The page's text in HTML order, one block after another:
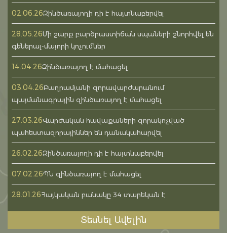
02.06.26Զինծառայողի դի է հայտնաբերվել
28.05.26Մի շարք բարձրաստիճան սպաների շնորհվել են
գեներալ-մայորի կոչումներ
14.04.26Զինծառայող է մահացել
03.04.26Բաղրամյանի զորավարժարանում
պայմանագրային զինծառայող է մահացել
27.03.26Վարժական հավաքաների զորակոչված
պահեստազորայիններ են դանակահարվել
26.02.26Զինծառայողի դի է հայտնաբերվել
07.02.26ՊՆ զինծառայող է մահացել
28.01.26Հայկական բանակը 34 տարեկան է
Տեսնել Ավելին